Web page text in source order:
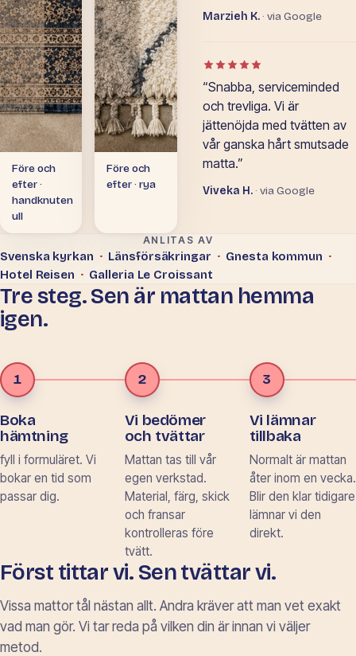
Före och
efter ·
handknuten
ull
Före och
efter · rya
Marzieh K. · via Google
Betyg: 5 av 5 i Google-
“Snabba, serviceminded
och trevliga. Vi är
jättenöjda med tvätten av
vår ganska hårt smutsade
matta.”
Viveka H. · via Google
ANLITAS AV
Svenska kyrkan · Länsförsäkringar · Gnesta kommun ·
Hotel Reisen · Galleria Le Croissant
Tre steg. Sen är mattan hemma
igen.
1
Boka
hämtning
fyll i formuläret. Vi
bokar en tid som
passar dig.
2
Vi bedömer
och tvättar
Mattan tas till vår
egen verkstad.
Material, färg, skick
och fransar
kontrolleras före
tvätt.
3
Vi lämnar
tillbaka
Normalt är mattan
åter inom en vecka.
Blir den klar tidigare
lämnar vi den
direkt.
Först tittar vi. Sen tvättar vi.
Vissa mattor tål nästan allt. Andra kräver att man vet exakt
vad man gör. Vi tar reda på vilken din är innan vi väljer
metod.